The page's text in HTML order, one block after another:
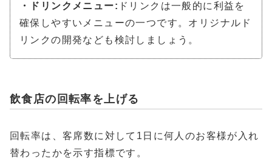
・ドリンクメニュー: ドリンクは一般的に利益を
確保しやすいメニューの一つです。オリジナルド
リンクの開発なども検討しましょう。
飲食店の回転率を上げる
回転率は、客席数に対して1日に何人のお客様が入れ
替わったかを示す指標です。